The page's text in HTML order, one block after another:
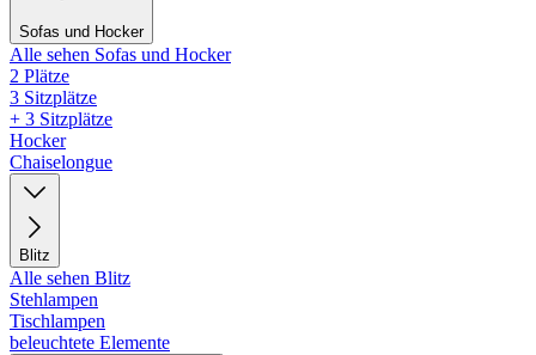
Sofas und Hocker
Alle sehen Sofas und Hocker
2 Plätze
3 Sitzplätze
+ 3 Sitzplätze
Hocker
Chaiselongue
Blitz
Alle sehen Blitz
Stehlampen
Tischlampen
beleuchtete Elemente